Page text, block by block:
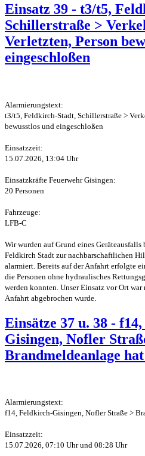
Einsatz 39 - t3/t5,
Schillerstraße >
Verletzten, Person
eingeschloßen
Alarmierungstext:
t3/t5, Feldkirch-Stadt, Schillerstraße >
bewusstlos und eingeschloßen
Einsatzzeit:
15.07.2026, 13:04 Uhr
Einsatzkräfte Feuerwehr Gisingen:
20 Personen
Fahrzeuge:
LFB-C
Wir wurden auf Grund eines
Feldkirch Stadt zur nachbarschaftlichen
alarmiert. Bereits auf der Anfahrt erfolgte
die Personen ohne hydraulisches
werden konnten. Unser Einsatz vor Ort
Anfahrt abgebrochen wurde.
Einsätze 37 u. 38 -
Gisingen, Nofler
Brandmeldeanlage
Alarmierungstext:
f14, Feldkirch-Gisingen, Nofler Straße >
Einsatzzeit:
15.07.2026, 07:10 Uhr und 08:28 Uhr